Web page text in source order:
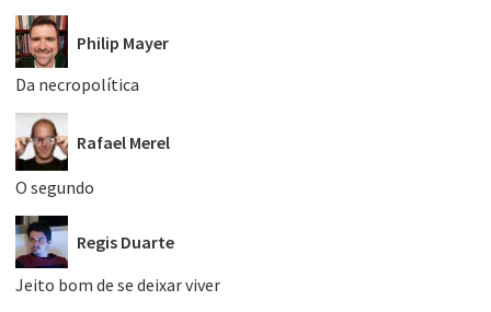
Philip Mayer
Da necropolítica
Rafael Merel
O segundo
Regis Duarte
Jeito bom de se deixar viver